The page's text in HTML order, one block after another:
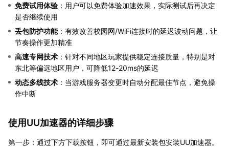
免费试用体验 ：用户可以免费体验加速效果，实际测试后再决定
是否继续使用
丢包防护功能：有效改善校园网/WiFi连接时的延迟波动问题，让
节奏操作更加精准
高速专网技术 ：针对不同地区玩家提供稳定连接质量，特别是对
东北等偏远地区用户，可降低12-20ms的延迟
动态多线技术 ：当游戏服务器变更时自动分配最佳节点，避免操
作中断
使用UU加速器的详细步骤
第一步：通过下方下载按钮，即可通过最新安装包安装UU加速器。